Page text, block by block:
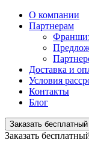
О компании
Партнерам
Доставка и
Условия
Контакты
Блог
Заказать
Заказать